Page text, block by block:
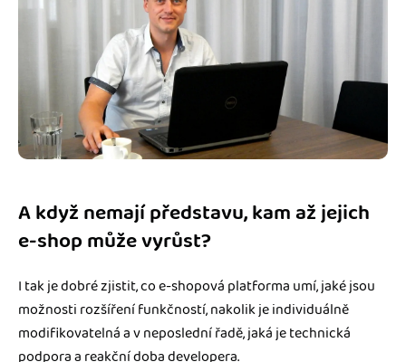
A když nemají představu, kam až jejich
e-shop může vyrůst?
I tak je dobré zjistit, co e-shopová platforma umí, jaké jsou
možnosti rozšíření funkčností, nakolik je individuálně
modifikovatelná a v neposlední řadě, jaká je technická
podpora a reakční doba developera.